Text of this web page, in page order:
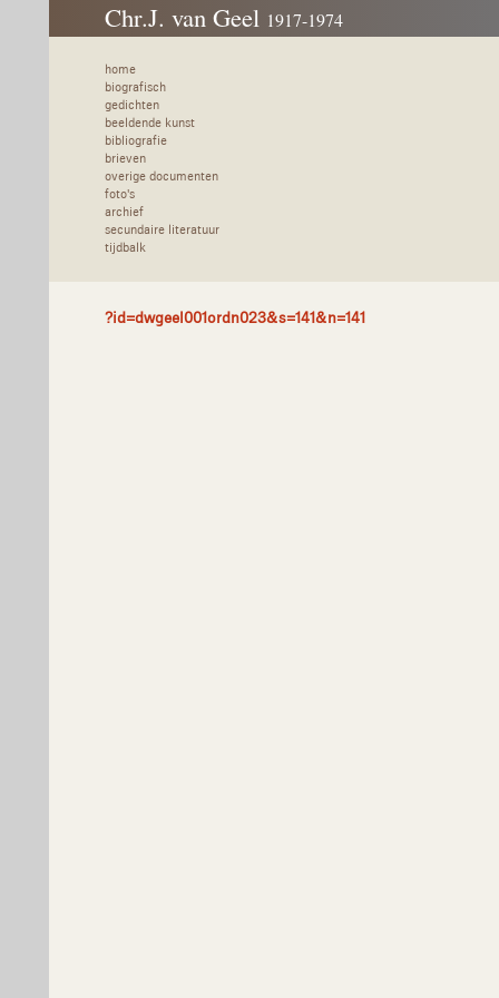
Chr.J. van Geel 1917-1974
home
biografisch
gedichten
beeldende kunst
bibliografie
brieven
overige documenten
foto's
archief
secundaire literatuur
tijdbalk
?id=dwgeel001ordn023&s=141&n=141